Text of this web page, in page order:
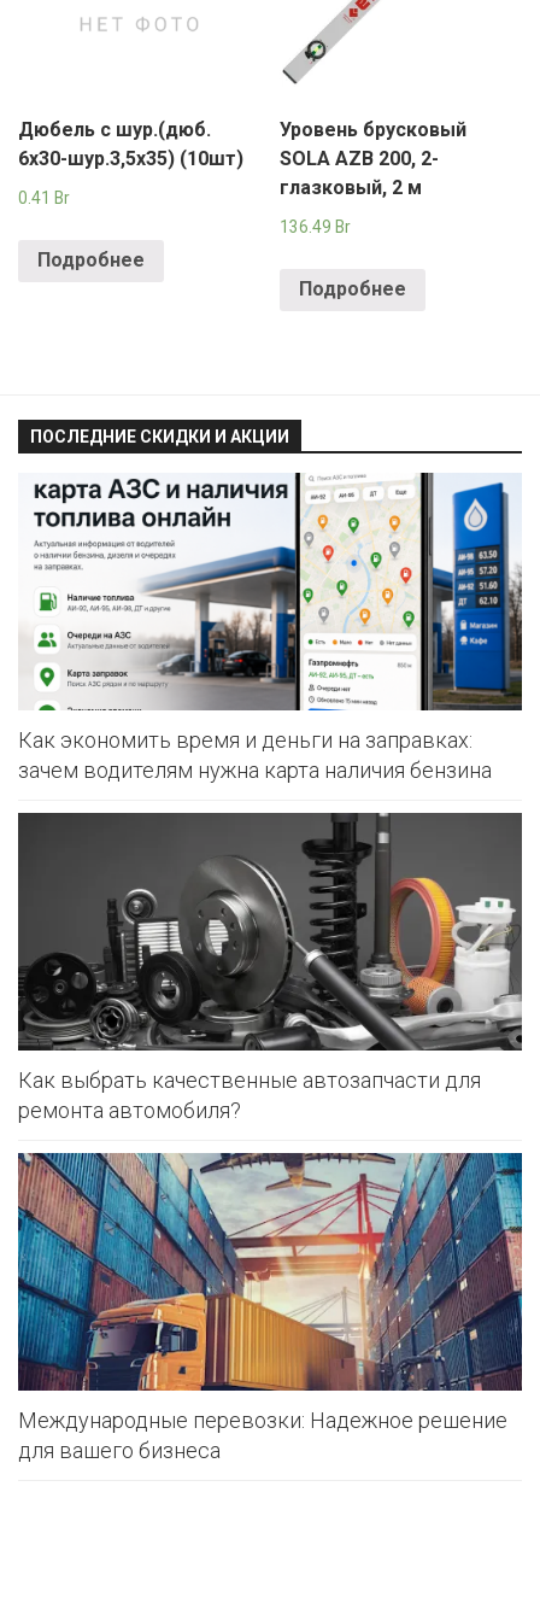
Дюбель с шур.(дюб.
6х30-шур.3,5х35) (10шт)
0.41 Br
Подробнее
Уровень брусковый
SOLA AZB 200, 2-
глазковый, 2 м
136.49 Br
Подробнее
ПОСЛЕДНИЕ СКИДКИ И АКЦИИ
Как экономить время и деньги на заправках:
зачем водителям нужна карта наличия бензина
Как выбрать качественные автозапчасти для
ремонта автомобиля?
Международные перевозки: Надежное решение
для вашего бизнеса